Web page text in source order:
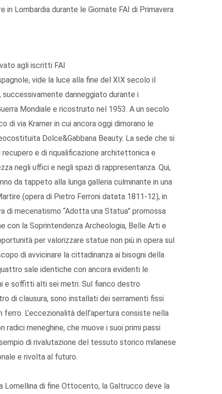
Lombardia durante le Giornate FAI di Primavera
agli iscritti FAI
vide la luce alla fine del XIX secolo il
danneggiato durante i
Mondiale e ricostruito nel 1953. A un secolo
via Kramer in cui ancora oggi dimorano le
Dolce&Gabbana Beauty. La sede che si
e di riqualificazione architettonica e
negli uffici e negli spazi di rappresentanza. Qui,
da tappeto alla lunga galleria culminante in una
(opera di Pietro Ferroni datata 1811-12), in
di mecenatismo “Adotta una Statua” promossa
con la Soprintendenza Archeologia, Belle Arti e
per valorizzare statue non più in opera sul
di avvicinare la cittadinanza ai bisogni della
sale identiche con ancora evidenti le
e soffitti alti sei metri. Sul fianco destro
di clausura, sono installati dei serramenti fissi
L’eccezionalità dell’apertura consiste nella
meneghine, che muove i suoi primi passi
di rivalutazione del tessuto storico milanese
e rivolta al futuro.
di fine Ottocento, la Galtrucco deve la